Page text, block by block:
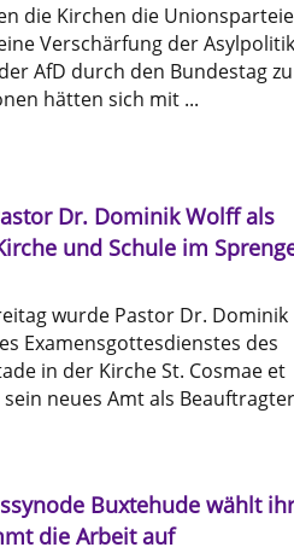
die Kirchen die
Verschärfung der Asylpolitik
AfD durch den Bundestag zu
hätten sich mit ...
Dr. Dominik Wolff als
und Schule im
wurde Pastor Dr. Dominik
Examensgottesdienstes des
in der Kirche St. Cosmae et
neues Amt als
Buxtehude wählt
die Arbeit auf